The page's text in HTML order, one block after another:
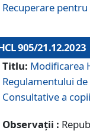
Recuperare
905/21.12.2023
Titlu: Modificarea
Regulamentului
Consultative a
Observații :